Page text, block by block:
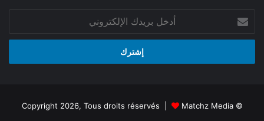
بريدك
الإلكتروني
© Copyright 2026, Tous droits réservés |
Matchz Media